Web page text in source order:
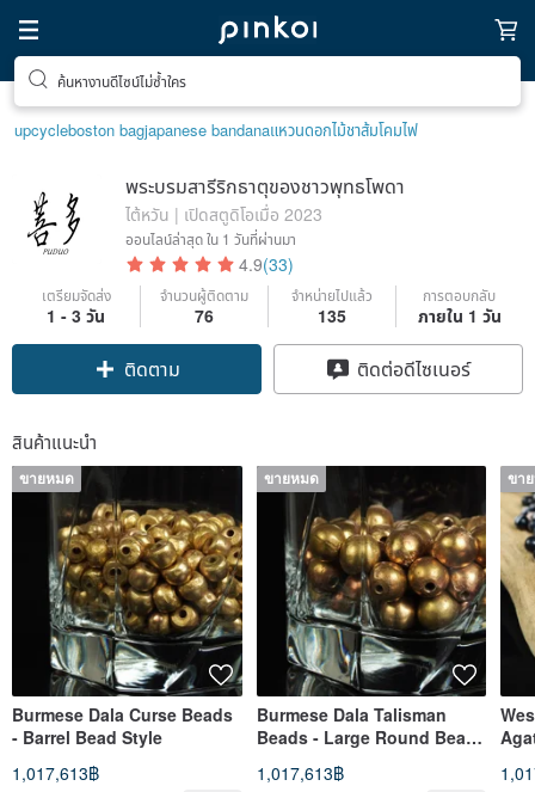
ค้นหางานดีไซน์ไม่ซ้ำใคร
upcycleboston bagjapanese bandanaแหวนดอกไม้ชาส้มโคมไฟ
พระบรมสารีริกธาตุของชาวพุทธโพดา
ไต้หวัน | เปิดสตูดิโอเมื่อ 2023
ออนไลน์ล่าสุดใน 1 วันที่ผ่านมา
4.9(33)
เตรียมจัดส่ง
1 - 3 วัน
จำนวนผู้ติดตาม
76
จำหน่ายไปแล้ว
135
การตอบกลับ
ภายใน 1 วัน
ติดตาม ติดต่อดีไซเนอร์
สินค้าแนะนำ
ขายหมด
Burmese Dala Curse Beads
- Barrel Bead Style
1,017,613฿
ขายหมด
Burmese Dala Talisman
Beads - Large Round Bead
1,017,613฿
ขา